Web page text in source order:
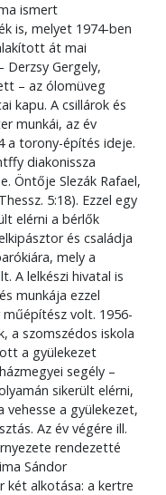
ismert
is, melyet 1974-ben
át mai
Derzsy Gergely,
– az ólomüveg
kapu. A csillárok és
munkái, az év
a torony-építés ideje.
diakonissza
Öntője Slezák Rafael,
5:18). Ezzel egy
elérni a bérlők
és családja
mely a
A lelkészi hivatal is
munkája ezzel
volt. 1956-
a szomszédos iskola
a gyülekezet
segély –
sikerült elérni,
a gyülekezet,
Az év végére ill.
rendezetté
Sándor
két alkotása: a kertre